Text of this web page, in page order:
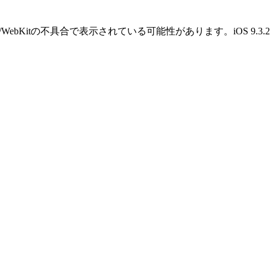
の不具合で表示されている可能性があります。iOS